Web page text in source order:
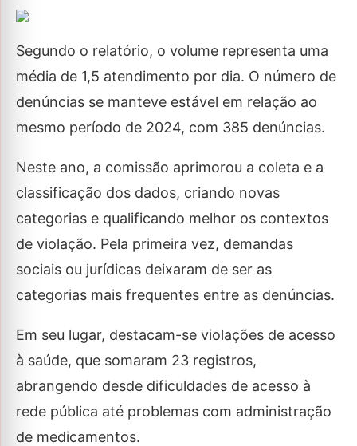
Segundo o relatório, o volume representa uma
média de 1,5 atendimento por dia. O número de
denúncias se manteve estável em relação ao
mesmo período de 2024, com 385 denúncias.
Neste ano, a comissão aprimorou a coleta e a
classificação dos dados, criando novas
categorias e qualificando melhor os contextos
de violação. Pela primeira vez, demandas
sociais ou jurídicas deixaram de ser as
categorias mais frequentes entre as denúncias.
Em seu lugar, destacam-se violações de acesso
à saúde, que somaram 23 registros,
abrangendo desde dificuldades de acesso à
rede pública até problemas com administração
de medicamentos.